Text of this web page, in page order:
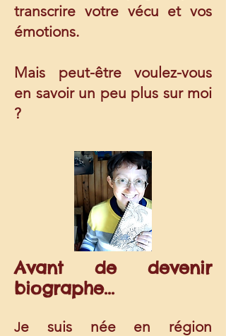
transcrire votre vécu et vos
émotions.
Mais peut-être voulez-vous
en savoir un peu plus sur moi
?
Avant de devenir
biographe...
Je suis née en région